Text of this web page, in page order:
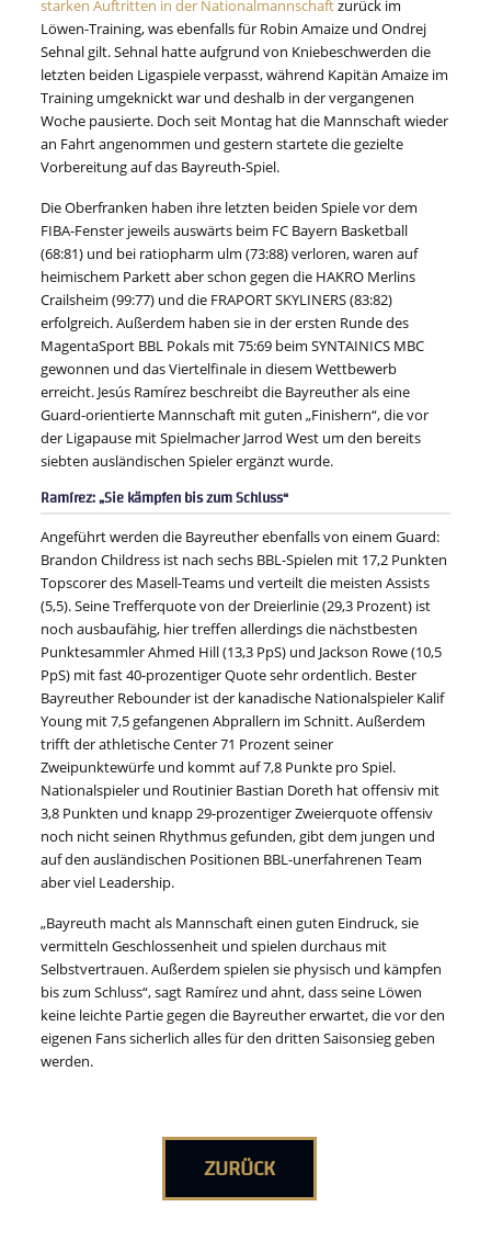
starken Auftritten in der Nationalmannschaftzurück im
Löwen-Training, was ebenfalls für Robin Amaize und Ondrej
Sehnal gilt. Sehnal hatte aufgrund von Kniebeschwerden die
letzten beiden Ligaspiele verpasst, während Kapitän Amaize im
Training umgeknickt war und deshalb in der vergangenen
Woche pausierte. Doch seit Montag hat die Mannschaft wieder
an Fahrt angenommen und gestern startete die gezielte
Vorbereitung auf das Bayreuth-Spiel.
Die Oberfranken haben ihre letzten beiden Spiele vor dem
FIBA-Fenster jeweils auswärts beim FC Bayern Basketball
(68:81) und bei ratiopharm ulm (73:88) verloren, waren auf
heimischem Parkett aber schon gegen die HAKRO Merlins
Crailsheim (99:77) und die FRAPORT SKYLINERS (83:82)
erfolgreich. Außerdem haben sie in der ersten Runde des
MagentaSport BBL Pokals mit 75:69 beim SYNTAINICS MBC
gewonnen und das Viertelfinale in diesem Wettbewerb
erreicht. Jesús Ramírez beschreibt die Bayreuther als eine
Guard-orientierte Mannschaft mit guten „Finishern“, die vor
der Ligapause mit Spielmacher Jarrod West um den bereits
siebten ausländischen Spieler ergänzt wurde.
Ramírez: „Sie kämpfen bis zum Schluss“
Angeführt werden die Bayreuther ebenfalls von einem Guard:
Brandon Childress ist nach sechs BBL-Spielen mit 17,2 Punkten
Topscorer des Masell-Teams und verteilt die meisten Assists
(5,5). Seine Trefferquote von der Dreierlinie (29,3 Prozent) ist
noch ausbaufähig, hier treffen allerdings die nächstbesten
Punktesammler Ahmed Hill (13,3 PpS) und Jackson Rowe (10,5
PpS) mit fast 40-prozentiger Quote sehr ordentlich. Bester
Bayreuther Rebounder ist der kanadische Nationalspieler Kalif
Young mit 7,5 gefangenen Abprallern im Schnitt. Außerdem
trifft der athletische Center 71 Prozent seiner
Zweipunktewürfe und kommt auf 7,8 Punkte pro Spiel.
Nationalspieler und Routinier Bastian Doreth hat offensiv mit
3,8 Punkten und knapp 29-prozentiger Zweierquote offensiv
noch nicht seinen Rhythmus gefunden, gibt dem jungen und
auf den ausländischen Positionen BBL-unerfahrenen Team
aber viel Leadership.
„Bayreuth macht als Mannschaft einen guten Eindruck, sie
vermitteln Geschlossenheit und spielen durchaus mit
Selbstvertrauen. Außerdem spielen sie physisch und kämpfen
bis zum Schluss“, sagt Ramírez und ahnt, dass seine Löwen
keine leichte Partie gegen die Bayreuther erwartet, die vor den
eigenen Fans sicherlich alles für den dritten Saisonsieg geben
werden.
ZURÜCK